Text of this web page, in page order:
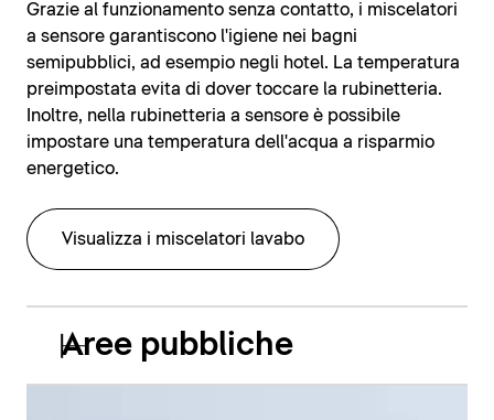
Grazie al funzionamento senza contatto, i miscelatori
a sensore garantiscono l'igiene nei bagni
semipubblici, ad esempio negli hotel. La temperatura
preimpostata evita di dover toccare la rubinetteria.
Inoltre, nella rubinetteria a sensore è possibile
impostare una temperatura dell'acqua a risparmio
energetico.
Visualizza i miscelatori lavabo
Aree pubbliche